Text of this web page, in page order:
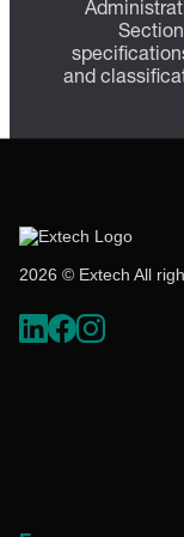
and
2026 © Extech All